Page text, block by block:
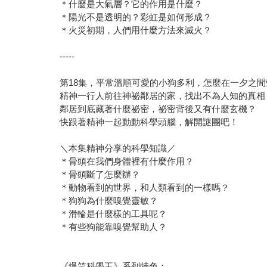
＊什麼是大氣層？它的作用是什麼？
＊陽光不是透明的？彩虹是如何形成？
＊火災初期，人們用什麼方法來滅火？
-----
第18集，平常溫順可愛的小狗多利，怎麼在一夕之
精神一行人前往神祕鄰居的家，找出不為人知的真相
鄰居到底藏著什麼祕密，祕密背後又有什麼玄機？
快跟著精神一起動動科學頭腦，解開謎團吧！
＼本集精神分享的科學知識／
＊骨頭在我們身體裡有什麼作用？
＊骨頭斷了怎麼辦？
＊動物看到的世界，和人類看到的一樣嗎？
＊狗狗為什麼嗅覺靈敏？
＊滑輪是什麼樣的工具呢？
＊有些狗能靠嗅覺幫助人？